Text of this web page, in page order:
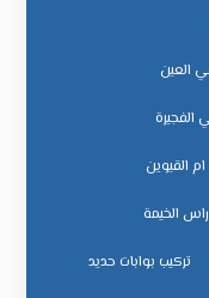
العين
الفجيرة
القيوين
الخيمة
تركيب بوابات حديد